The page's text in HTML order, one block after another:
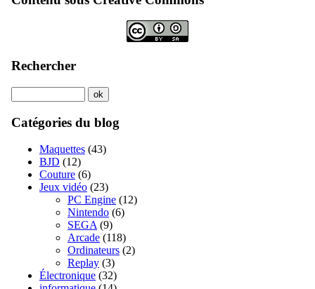
Rechercher
Catégories du blog
Maquettes (43)
BJD (12)
Couture (6)
Jeux vidéo (23)
PC Engine (12)
Nintendo (6)
SEGA (9)
Arcade (118)
Ordinateurs (2)
Replay (3)
Électronique (32)